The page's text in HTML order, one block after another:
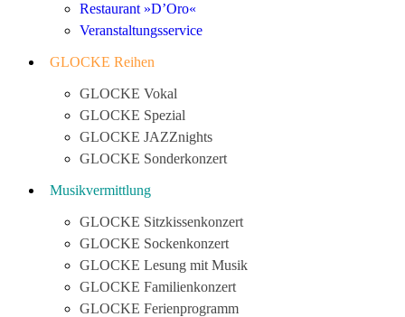
Restaurant »D’Oro«
Veranstaltungsservice
GLOCKE Reihen
GLOCKE Vokal
GLOCKE Spezial
GLOCKE JAZZnights
GLOCKE Sonderkonzert
Musikvermittlung
GLOCKE Sitzkissenkonzert
GLOCKE Sockenkonzert
GLOCKE Lesung mit Musik
GLOCKE Familienkonzert
GLOCKE Ferienprogramm